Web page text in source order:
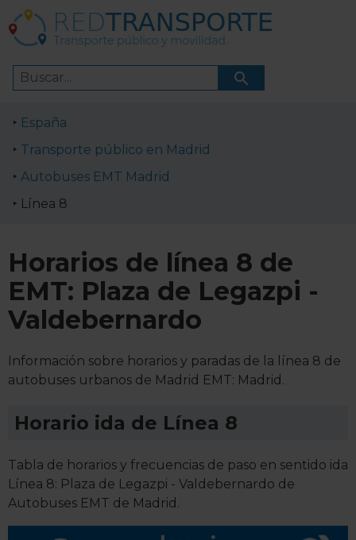
España
Transporte público en Madrid
Autobuses EMT Madrid
Línea 8
Horarios de línea 8 de
EMT: Plaza de Legazpi -
Valdebernardo
Información sobre horarios y paradas de la línea 8 de
autobuses urbanos de Madrid EMT: Madrid.
Horario ida de Línea 8
Tabla de horarios y frecuencias de paso en sentido ida
Línea 8: Plaza de Legazpi - Valdebernardo de
Autobuses EMT de Madrid.